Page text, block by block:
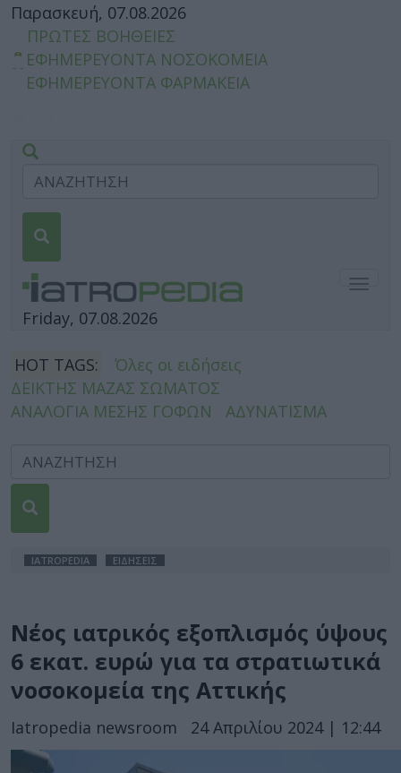
Παρασκευή, 07.08.2026
ΠΡΩΤΕΣ ΒΟΗΘΕΙΕΣ
ΕΦΗΜΕΡΕΥΟΝΤΑ ΝΟΣΟΚΟΜΕΙΑ
ΕΦΗΜΕΡΕΥΟΝΤΑ ΦΑΡΜΑΚΕΙΑ
Friday, 07.08.2026
HOT TAGS:
Όλες οι ειδήσεις
ΔΕΙΚΤΗΣ ΜΑΖΑΣ ΣΩΜΑΤΟΣ
ΑΝΑΛΟΓΙΑ ΜΕΣΗΣ ΓΟΦΩΝ
ΑΔΥΝΑΤΙΣΜΑ
IATROPEDIA ΕΙΔΗΣΕΙΣ
Νέος ιατρικός εξοπλισμός ύψους
6 εκατ. ευρώ για τα στρατιωτικά
νοσοκομεία της Αττικής
Iatropedia newsroom 24 Απριλίου 2024 | 12:44